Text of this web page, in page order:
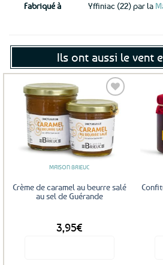
Fabriqué à Yffiniac (22) par la
Ils ont aussi le vent
Ajouter
aux
favoris
MAISON BRIEUC
Crème de caramel au beurre salé
au sel de Guérande
3,95€